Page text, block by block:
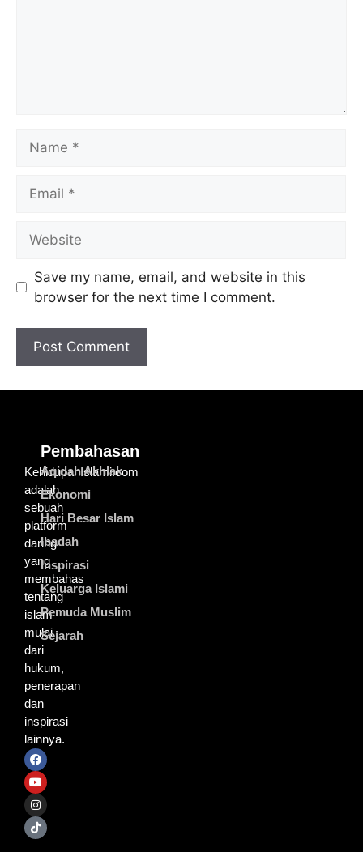
Save my name, email, and website in this
browser for the next time I comment.
KehidupanIslami.com
adalah
sebuah
platform
daring
yang
membahas
tentang
islam
mulai
dari
hukum,
penerapan
dan
inspirasi
lainnya.
Pembahasan
Aqidah Akhlak
Ekonomi
Hari Besar Islam
Ibadah
Inspirasi
Keluarga Islami
Pemuda Muslim
Sejarah